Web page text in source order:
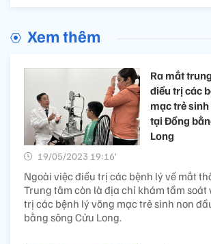
Xem thêm
Ra mắt
điều trị các
mạc trẻ
tại Đồng
Long
19/05/2023 19:16’
Ngoài việc điều trị các bệnh lý về mắt
Trung tâm còn là địa chỉ khám tầm soát
trị các bệnh lý võng mạc trẻ sinh non
bằng sông Cửu Long.